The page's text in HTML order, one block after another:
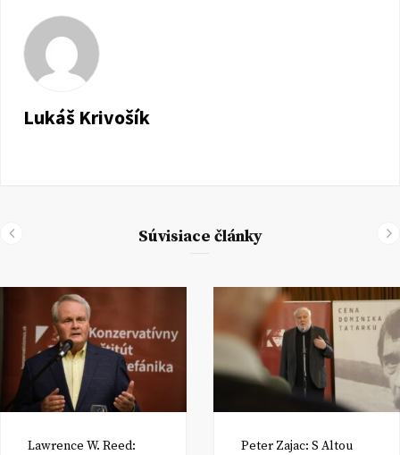
Lukáš Krivošík
Súvisiace články
Lawrence W. Reed:
Peter Zajac: S Altou